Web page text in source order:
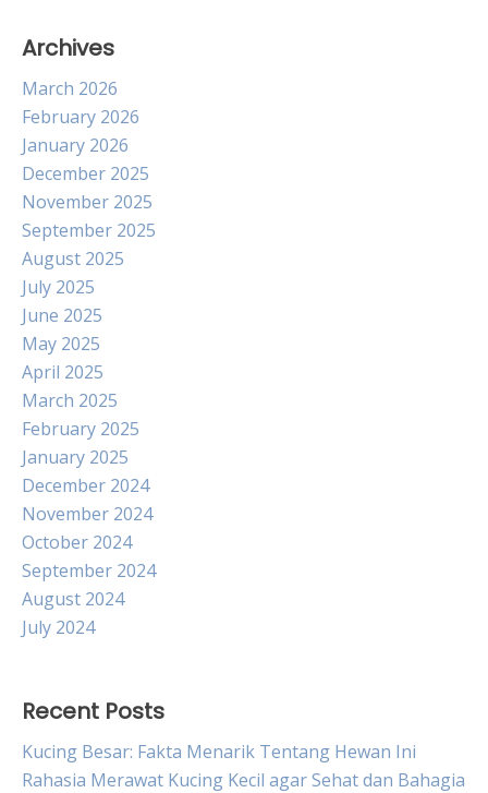
Archives
March 2026
February 2026
January 2026
December 2025
November 2025
September 2025
August 2025
July 2025
June 2025
May 2025
April 2025
March 2025
February 2025
January 2025
December 2024
November 2024
October 2024
September 2024
August 2024
July 2024
Recent Posts
Kucing Besar: Fakta Menarik Tentang Hewan Ini
Rahasia Merawat Kucing Kecil agar Sehat dan Bahagia